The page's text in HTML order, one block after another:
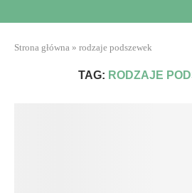
Strona główna » rodzaje podszewek
TAG: RODZAJE